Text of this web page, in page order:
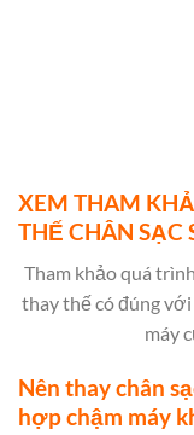
XEM THAM
THẾ CHÂN SẠC
Tham khảo quá
thay thế có đúng
máy
Nên thay chân
hợp chậm máy